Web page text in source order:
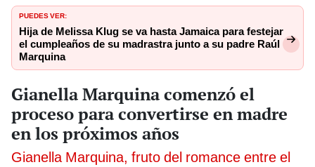
PUEDES VER:
Hija de Melissa Klug se va hasta Jamaica para festejar
el cumpleaños de su madrastra junto a su padre Raúl
Marquina
Gianella Marquina comenzó el
proceso para convertirse en madre
en los próximos años
Gianella Marquina, fruto del romance entre el